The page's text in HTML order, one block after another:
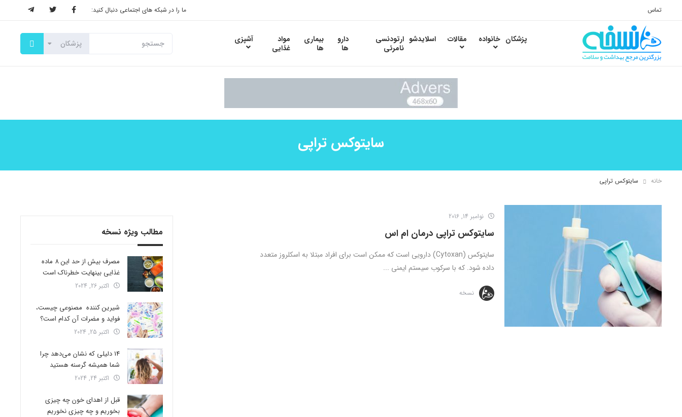
تماس ما را در شبکه های اجتماعی دنبال کنید:
پزشکان خانواده مقالات اسلایدشو ارتودنسی
نامرئی
دارو
ها
بیماری
ها
مواد
غذایی
آشپزی
سایتوکس تراپی
خانه سایتوکس تراپی
نوامبر 14, 2016
سایتوکس تراپی درمان ام اس
سایتوکس (Cytoxan) دارویی است که ممکن است برای افراد مبتلا به اسکلروز متعدد
داده شود. که با سرکوب سیستم ایمنی ...
نسخه
مطالب ویژه نسخه
مصرف بیش از حد این 8 ماده
غذایی بینهایت خطرناک است
اکتبر 26, 2024
شیرین کننده مصنوعی چیست،
فواید و مضرات آن کدام است؟
اکتبر 25, 2024
14 دلیلی که نشان می‌دهد چرا
شما همیشه گرسنه هستید
اکتبر 24, 2024
قبل از اهدای خون چه چیزی
بخوریم و چه چیزی نخوریم